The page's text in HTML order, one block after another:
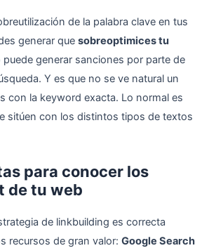
de la palabra clave en tus
generar quesobreoptimices tu
puede generar sanciones por parte de
Y es que no se ve natural un
con la keyword exacta. Lo normal es
sitúen con los distintos tipos de textos
para conocer los
de tu web
de linkbuilding es correcta
recursos de gran valor:Google Search